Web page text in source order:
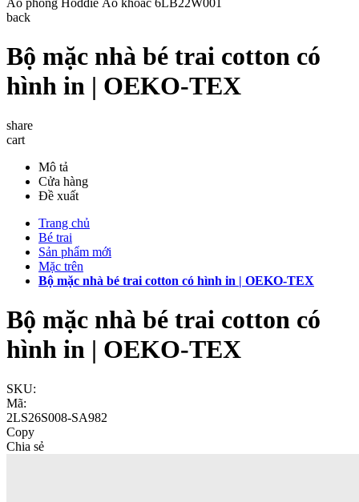
back
Bộ mặc nhà bé trai cotton có
hình in | OEKO-TEX
share
cart
Mô tả
Cửa hàng
Đề xuất
Trang chủ
Bé trai
Sản phẩm mới
Mặc trên
Bộ mặc nhà bé trai cotton có hình in | OEKO-TEX
Bộ mặc nhà bé trai cotton có
hình in | OEKO-TEX
SKU:
Mã:
2LS26S008-SA982
Copy
Chia sẻ